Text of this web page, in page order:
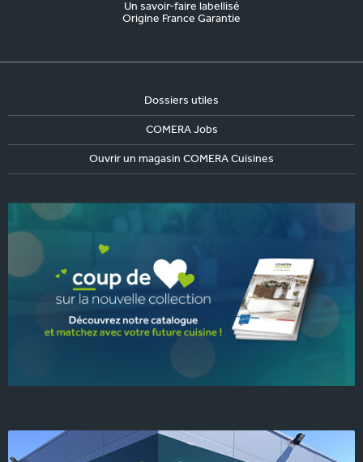
Un savoir-faire labellisé
Origine France Garantie
Dossiers utiles
COMERA Jobs
Ouvrir un magasin COMERA Cuisines